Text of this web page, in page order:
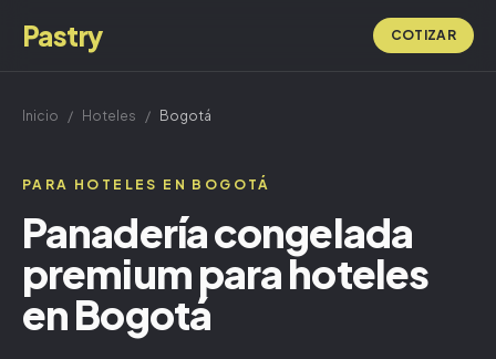
Pastry COTIZAR
Inicio / Hoteles / Bogotá
PARA HOTELES EN BOGOTÁ
Panadería congelada
premium para hoteles
en Bogotá